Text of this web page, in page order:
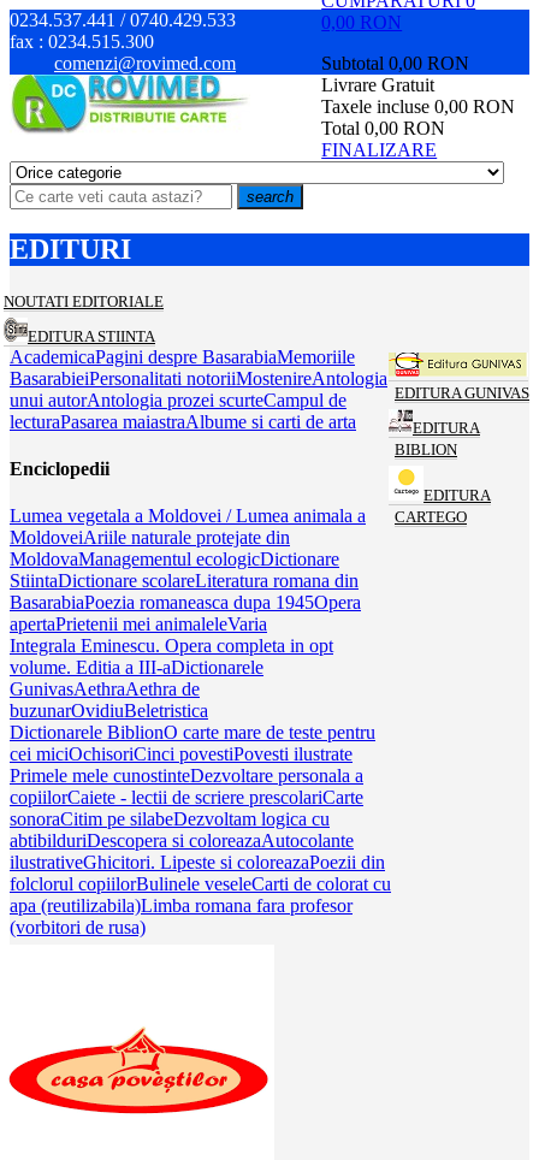
0234.537.441 / 0740.429.533
fax : 0234.515.300
comenzi@rovimed.com
0,00 RON
Subtotal 0,00 RON
Livrare Gratuit
Taxele incluse 0,00 RON
Total 0,00 RON
FINALIZARE
search
EDITURI
NOUTATI EDITORIALE
EDITURA STIINTA
AcademicaPagini despre BasarabiaMemoriile
BasarabieiPersonalitati notoriiMostenireAntologia
unui autorAntologia prozei scurteCampul de
lecturaPasarea maiastraAlbume si carti de arta
Enciclopedii
Lumea vegetala a Moldovei / Lumea animala a
MoldoveiAriile naturale protejate din
MoldovaManagementul ecologicDictionare
StiintaDictionare scolareLiteratura romana din
BasarabiaPoezia romaneasca dupa 1945Opera
apertaPrietenii mei animaleleVaria
EDITURA GUNIVAS
Integrala Eminescu. Opera completa in opt
volume. Editia a III-aDictionarele
GunivasAethraAethra de
buzunarOvidiuBeletristica
EDITURA
BIBLION
Dictionarele BiblionO carte mare de teste pentru
cei miciOchisoriCinci povestiPovesti ilustrate
Primele mele cunostinteDezvoltare personala a
copiilorCaiete - lectii de scriere prescolariCarte
sonoraCitim pe silabeDezvoltam logica cu
abtibilduriDescopera si coloreazaAutocolante
ilustrativeGhicitori. Lipeste si coloreazaPoezii din
folclorul copiilorBulinele veseleCarti de colorat cu
apa (reutilizabila)Limba romana fara profesor
(vorbitori de rusa)
EDITURA
CARTEGO